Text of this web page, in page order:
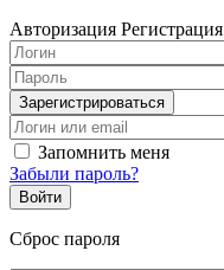
Авторизация Регистрация
Запомнить меня
Забыли пароль?
Сброс пароля